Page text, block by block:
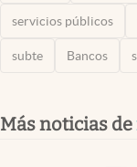
servicios públicos
subte Bancos
Más noticias de